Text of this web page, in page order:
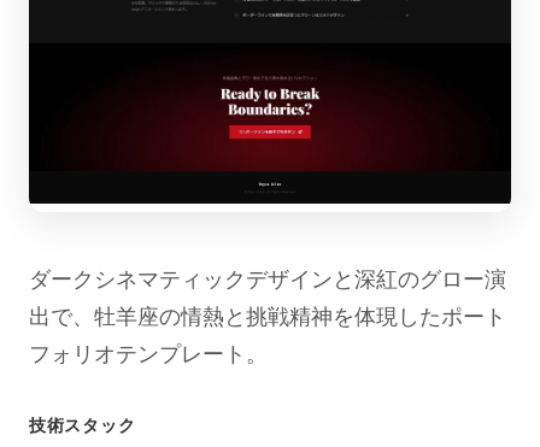
ダークシネマティックデザインと深紅のグロー演
出で、牡羊座の情熱と挑戦精神を体現したポート
フォリオテンプレート。
技術スタック